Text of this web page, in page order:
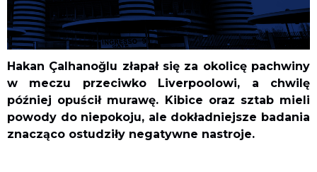
Hakan Çalhanoğlu złapał się za okolicę pachwiny
w meczu przeciwko Liverpoolowi, a chwilę
później opuścił murawę. Kibice oraz sztab mieli
powody do niepokoju, ale dokładniejsze badania
znacząco ostudziły negatywne nastroje.